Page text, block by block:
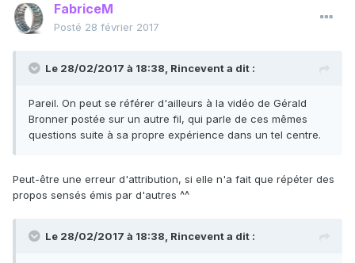
FabriceM
Posté 28 février 2017
Le 28/02/2017 à 18:38, Rinceventa dit :
Pareil. On peut se référer d'ailleurs à la vidéo de Gérald
Bronner postée sur un autre fil, qui parle de ces mêmes
questions suite à sa propre expérience dans un tel centre.
Peut-être une erreur d'attribution, si elle n'a fait que répéter des
propos sensés émis par d'autres ^^
Le 28/02/2017 à 18:38, Rinceventa dit :